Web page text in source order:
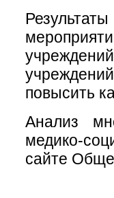
повысить
Анализ
медико-
сайте